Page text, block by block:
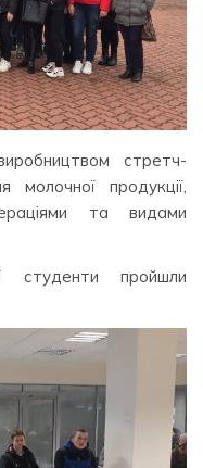
стретч-
молочної продукції,
та видами
студенти пройшли